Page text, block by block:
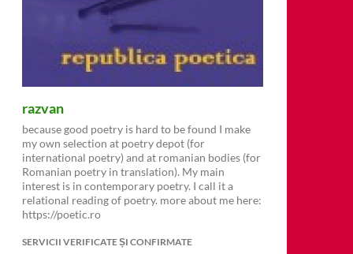
razvan
because good poetry is hard to be found I make
my own selection at poetry depot (for
international poetry) and at romanian bodies (for
Romanian poetry in translation). My main
interest is in contemporary poetry. I call it a
relational reading of poetry. more about me here:
https://poetic.ro
SERVICII VERIFICATE ȘI CONFIRMATE